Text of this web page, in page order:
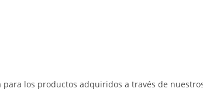
los productos adquiridos a través de